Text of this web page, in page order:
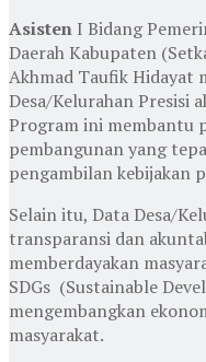
Asisten I Bidang
Daerah Kabupaten
Akhmad Taufik Hidayat
Desa/Kelurahan Presisi
Program ini membantu
pembangunan yang
pengambilan kebijakan
Selain itu, Data Desa/
transparansi dan
memberdayakan
SDGs (Sustainable
mengembangkan
masyarakat.